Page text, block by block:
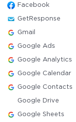
Facebook
GetResponse
Gmail
Google Ads
Google Analytics
Google Calendar
Google Contacts
Google Drive
Google Sheets